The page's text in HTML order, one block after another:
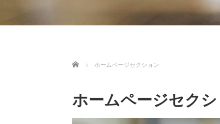
ホーム ホームページセクション
ホームページセク